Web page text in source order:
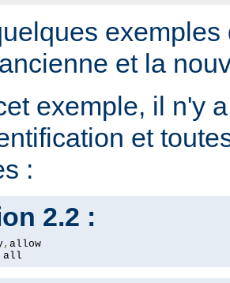
et la
exemple, il n'y
et
:
2.2 :
,
all